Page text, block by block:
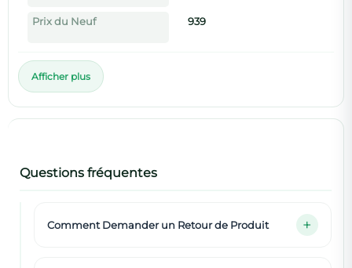
Prix du Neuf 939
Afficher plus
Questions fréquentes
Comment Demander un Retour de Produit